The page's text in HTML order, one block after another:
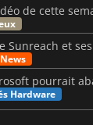
Sunreach et
pourrait
Hardware